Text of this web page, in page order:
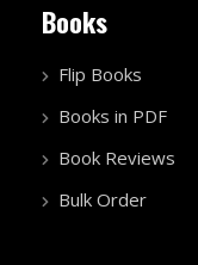
Books
Flip Books
Books in PDF
Book Reviews
Bulk Order